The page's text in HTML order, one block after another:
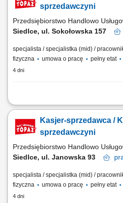
sprzedawczyni
Przedsiębiorstwo Handlowo
Siedlce, ul. Sokołowska 157
specjalista / specjalistka (mid) /
fizyczna
umowa o pracę pełny etat
4 dni
Twoje główne zadania: zapewnienie
właściwą ekspozycję produktów
do spożycia
Kasjer-sprzedawca /
sprzedawczyni
Przedsiębiorstwo Handlowo
Siedlce, ul. Janowska 93
specjalista / specjalistka (mid) /
fizyczna
umowa o pracę pełny etat
4 dni